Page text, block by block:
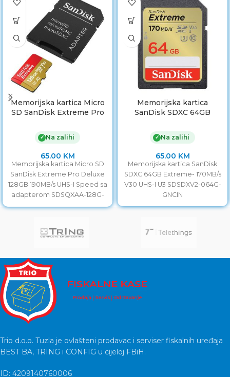
Memorijska kartica Micro
SD SanDisk Extreme Pro
UHS-I Speed sa
adapterom SDSQXAA-
128G-GN6MA
✓ Na zalihi
65.00 KM
Memorijska kartica Micro SD
SanDisk Extreme Pro Deluxe
128GB 190MB/s UHS-I Speed sa
adapterom SDSQXAA-128G-
GN6MA
Memorijska kartica
SanDisk SDXC 64GB
UHS-I U3 SDSDXV2-064G-
GNCIN
✓ Na zalihi
65.00 KM
Memorijska kartica SanDisk
SDXC 64GB Extreme- 170MB/s
V30 UHS-I U3 SDSDXV2-064G-
GNCIN
Trio d.o.o. Tuzla je ovlašteni prodavac i serviser fiskalnih uređaja
BEST BA, TRING i CONFIG u cijeloj FBiH.
ID: 4209140760006